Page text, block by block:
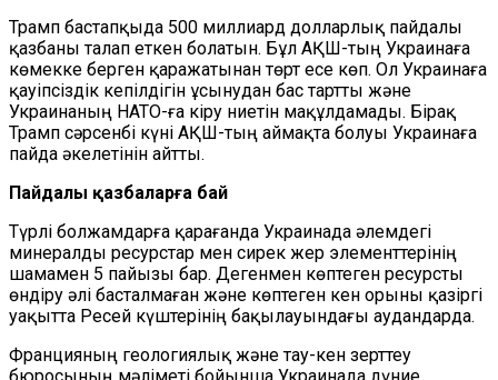
Трамп бастапқыда 500 миллиард долларлық пайдалы
қазбаны талап еткен болатын. Бұл АҚШ-тың Украинаға
көмекке берген қаражатынан төрт есе көп. Ол Украинаға
қауіпсіздік кепілдігін ұсынудан бас тартты және
Украинаның НАТО-ға кіру ниетін мақұлдамады. Бірақ
Трамп сәрсенбі күні АҚШ-тың аймақта болуы Украинаға
пайда әкелетінін айтты.
Пайдалы қазбаларға бай
Түрлі болжамдарға қарағанда Украинада әлемдегі
минералды ресурстар мен сирек жер элементтерінің
шамамен 5 пайызы бар. Дегенмен көптеген ресурсты
өндіру әлі басталмаған және көптеген кен орыны қазіргі
уақытта Ресей күштерінің бақылауындағы аудандарда.
Францияның геологиялық және тау-кен зерттеу